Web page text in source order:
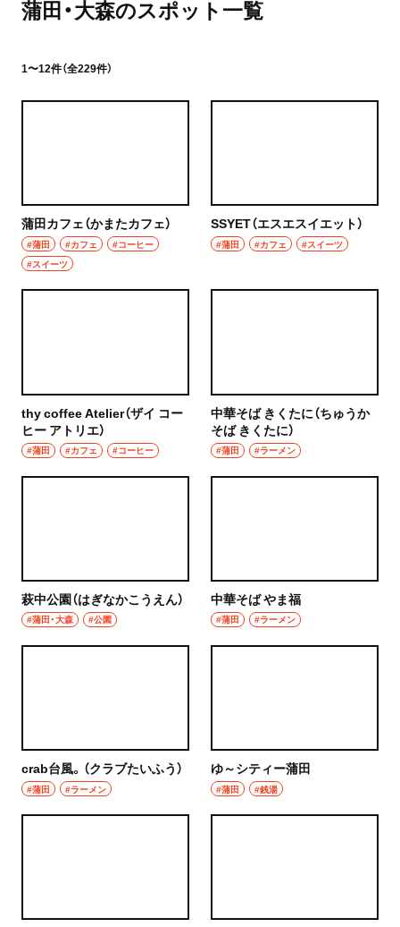
蒲田・大森のスポット一覧
1〜12件（全229件）
蒲田カフェ（かまたカフェ）
#蒲田 #カフェ
#コーヒー
#スイーツ
SSYET（エスエスイエット）
#蒲田 #カフェ #スイーツ
thy coffee Atelier（ザイ コー
ヒー アトリエ）
#蒲田 #カフェ #コーヒー
中華そば きくたに（ちゅうか
そば きくたに）
#蒲田 #ラーメン
萩中公園（はぎなかこうえん）
#蒲田・大森 #公園
中華そば やま福
#蒲田 #ラーメン
crab台風。（クラブたいふう）
#蒲田 #ラーメン
ゆ～シティー蒲田
#蒲田 #銭湯